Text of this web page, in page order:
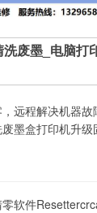
废墨_电脑打
远程解决机器故
墨盒打印机升级
软件